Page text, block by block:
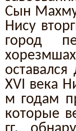
Сын
Нису
город
XVI века
м годам
которые